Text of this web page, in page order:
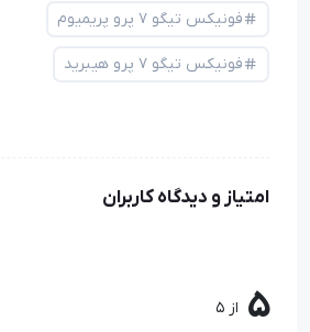
فونیکس تیگو ۷ پرو پریمیوم
فونیکس تیگو ۷ پرو هیبرید
امتیاز و دیدگاه کاربران
5 از 5